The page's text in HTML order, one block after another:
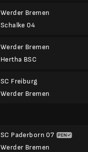
Werder Bremen
Schalke 04
Werder Bremen
Hertha BSC
SC Freiburg
Werder Bremen
SC Paderborn 07
Werder Bremen